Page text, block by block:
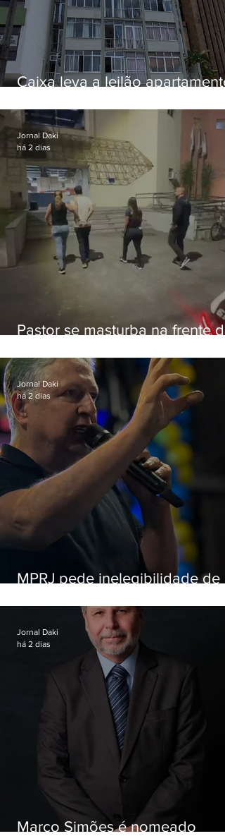
Caixa leva a leilão apartamento
Botafogo
Pastor se masturba na frente de
Jornal Daki
há 2 dias
MPRJ pede inelegibilidade de
Jornal Daki
há 2 dias
Marco Simões é nomeado
Jornal Daki
há 2 dias